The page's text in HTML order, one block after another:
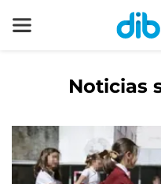
Noticias